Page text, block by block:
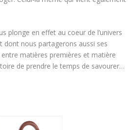
plonge en effet au coeur de l’univers
dont nous partagerons aussi ses
matières premières et matière
de prendre le temps de savourer…